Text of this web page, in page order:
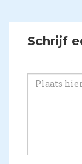
Schrijf